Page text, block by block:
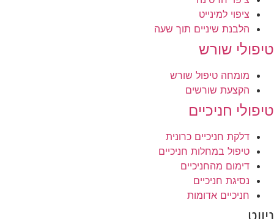
ציפוי למינייט
הלבנת שיניים תוך שעה
טיפולי שורש
מומחה טיפול שורש
הקצעת שורשים
טיפולי חניכיים
דלקת חניכיים כרונית
טיפול במחלות חניכיים
דימום מהחניכיים
נסיגת חניכיים
חניכיים אדומות